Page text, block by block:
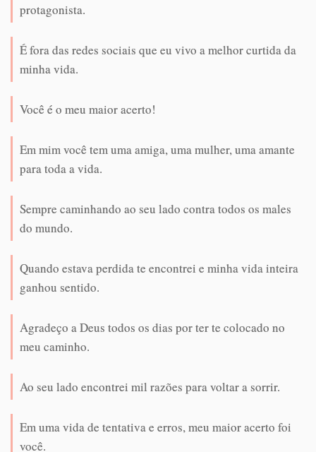
protagonista.
É fora das redes sociais que eu vivo a melhor curtida da
minha vida.
Você é o meu maior acerto!
Em mim você tem uma amiga, uma mulher, uma amante
para toda a vida.
Sempre caminhando ao seu lado contra todos os males
do mundo.
Quando estava perdida te encontrei e minha vida inteira
ganhou sentido.
Agradeço a Deus todos os dias por ter te colocado no
meu caminho.
Ao seu lado encontrei mil razões para voltar a sorrir.
Em uma vida de tentativa e erros, meu maior acerto foi
você.